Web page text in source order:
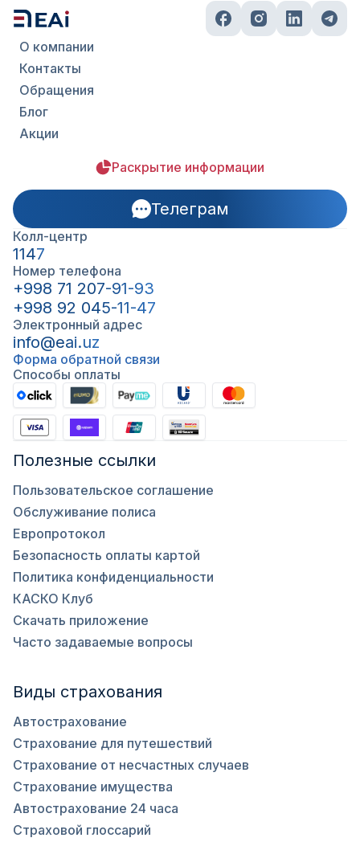
О компании
Контакты
Обращения
Блог
Акции
Раскрытие информации
Телеграм
Колл-центр
1147
Номер телефона
+998 71 207-91-93
+998 92 045-11-47
Электронный адрес
info@eai.uz
Форма обратной связи
Способы оплаты
Полезные ссылки
Пользовательское соглашение
Обслуживание полиса
Европротокол
Безопасность оплаты картой
Политика конфиденциальности
КАСКО Клуб
Скачать приложение
Часто задаваемые вопросы
Виды страхования
Автострахование
Страхование для путешествий
Страхование от несчастных случаев
Страхование имущества
Автострахование 24 часа
Страховой глоссарий